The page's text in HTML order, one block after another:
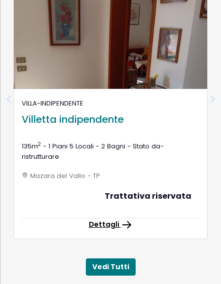
VILLA-INDIPENDENTE
Villetta indipendente
135m2 - 1 Piani 5 Locali - 2 Bagni - Stato da-
ristrutturare
Mazara del Vallo - TP
Trattativa riservata
Dettagli
Vedi Tutti